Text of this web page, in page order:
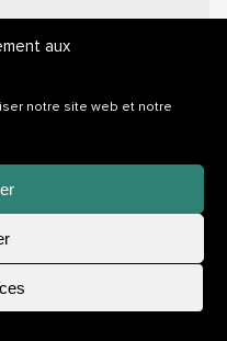
aux
notre site web et notre
|